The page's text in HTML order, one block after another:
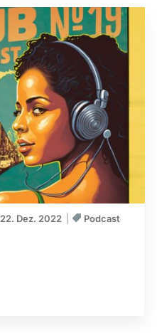
22. Dez. 2022 Podcast